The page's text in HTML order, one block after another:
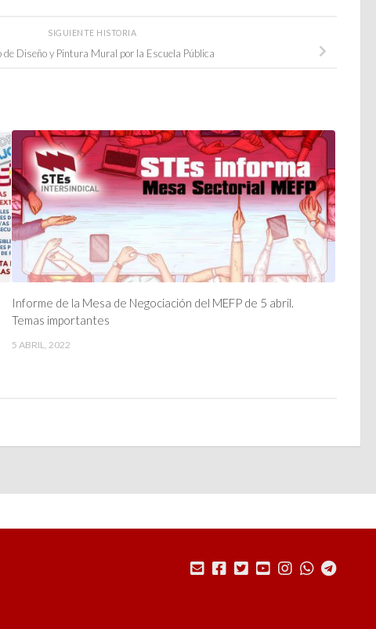
SIGUIENTE HISTORIA
de Diseño y Pintura Mural por la Escuela Pública
Informe de la Mesa de Negociación del MEFP de 5 abril.
Temas importantes
5 ABRIL, 2022